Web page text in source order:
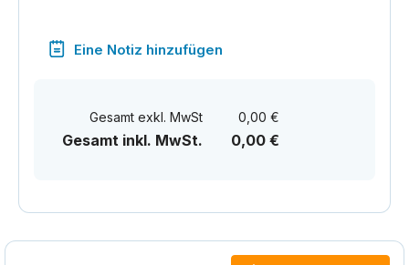
Eine Notiz hinzufügen
Gesamt exkl. MwSt 0,00 €
Gesamt inkl. MwSt. 0,00 €